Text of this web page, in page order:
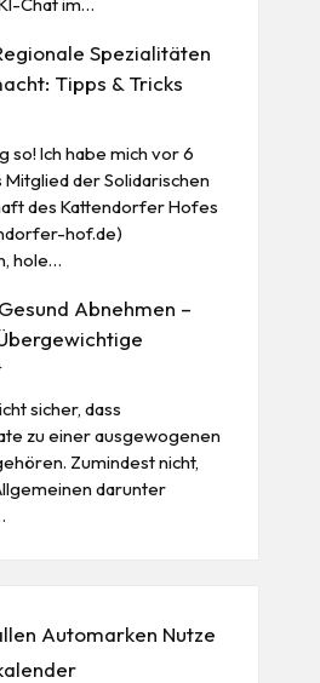
Chat im…
Spezialitäten
Tipps & Tricks
so! Ich habe mich vor 6
Mitglied der Solidarischen
des Kattendorfer Hofes
hof.de)
hole…
Gesund Abnehmen –
sicher, dass
zu einer ausgewogenen
Zumindest nicht,
darunter
Automarken Nutze